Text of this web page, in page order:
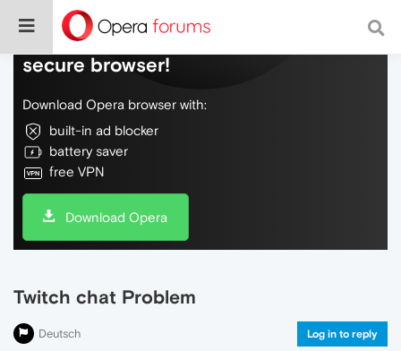
Do more on the web, with a fast and
secure browser!
Download Opera browser with:
built-in ad blocker
battery saver
free VPN
Download Opera
Twitch chat Problem
Deutsch Log in to reply